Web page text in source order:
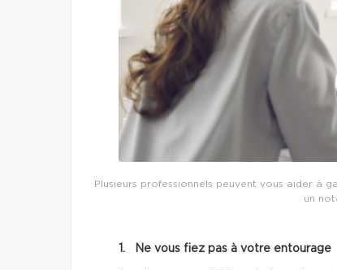
Plusieurs professionnels peuvent vous aider à
un
1. Ne vous fiez pas à votre entourage